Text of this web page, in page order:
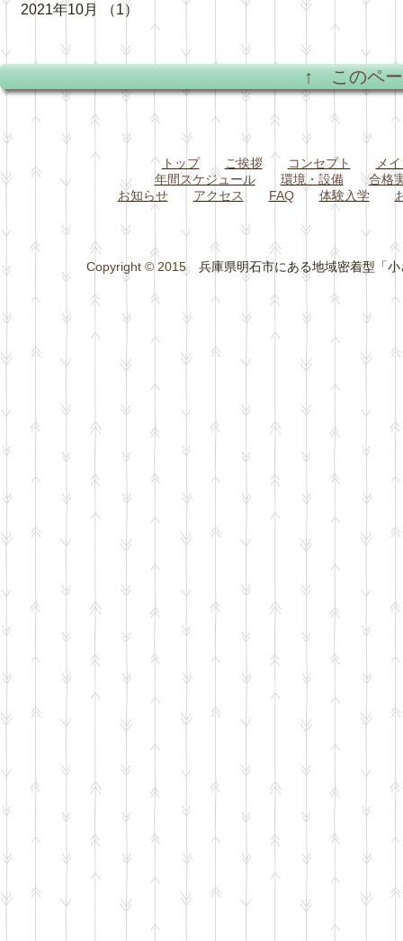
2021年10月
（1）
↑ このペ
トップ ご挨拶 コンセプト
メ
年間スケジュール
環境・設備
合格
お知らせ
アクセス FAQ 体験入学
Copyright © 2015 兵庫県明石市にある地域密着型「